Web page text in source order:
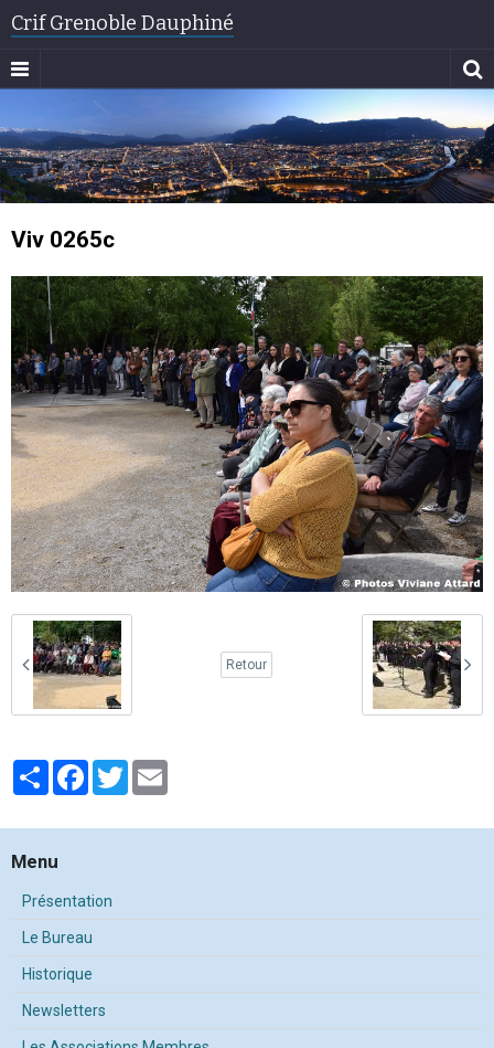
Crif Grenoble Dauphiné
Viv 0265c
Retour
PartagerFacebook
Twitter
Menu
Présentation
Le Bureau
Historique
Newsletters